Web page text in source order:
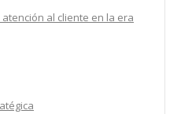
al cliente en la era